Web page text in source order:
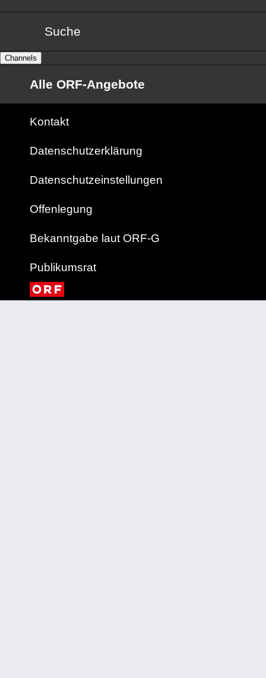
Suche
Channels
Alle ORF-Angebote
Kontakt
Datenschutzerklärung
Datenschutzeinstellungen
Offenlegung
Bekanntgabe laut ORF-G
Publikumsrat